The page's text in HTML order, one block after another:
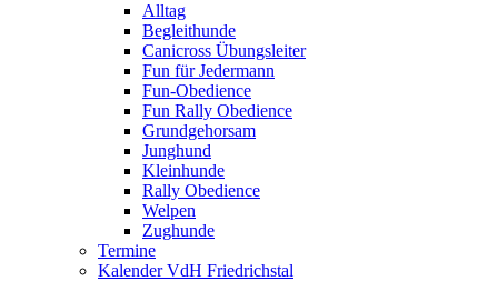
Alltag
Begleithunde
Canicross Übungsleiter
Fun für Jedermann
Fun-Obedience
Fun Rally Obedience
Grundgehorsam
Junghund
Kleinhunde
Rally Obedience
Welpen
Zughunde
Termine
Kalender VdH Friedrichstal